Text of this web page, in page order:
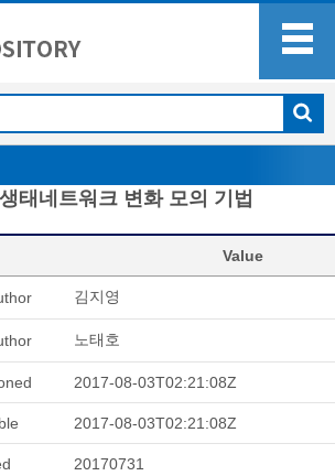
태네트워크 변화 모의 기법
Value
김지영
노태호
2017-08-03T02:21:08Z
2017-08-03T02:21:08Z
20170731